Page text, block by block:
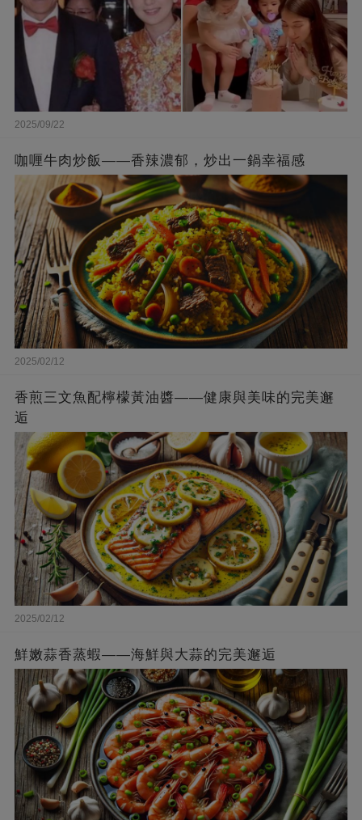
2025/09/22
咖喱牛肉炒飯——香辣濃郁，炒出一鍋幸福感
2025/02/12
香煎三文魚配檸檬黃油醬——健康與美味的完美邂
逅
2025/02/12
鮮嫩蒜香蒸蝦——海鮮與大蒜的完美邂逅